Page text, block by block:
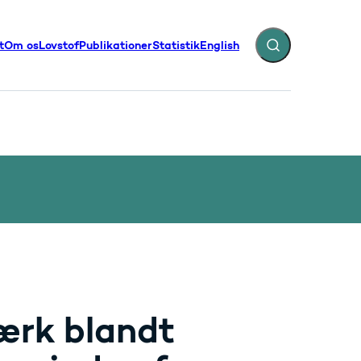
Om osLovstofPublikationerStatistikEnglish Fold søgefelt ud
- Flere links
blandt